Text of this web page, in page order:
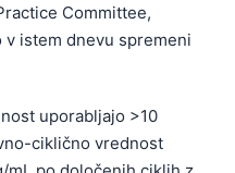
Committee,
v istem dnevu spremeni
uporabljajo >10
ciklično vrednost